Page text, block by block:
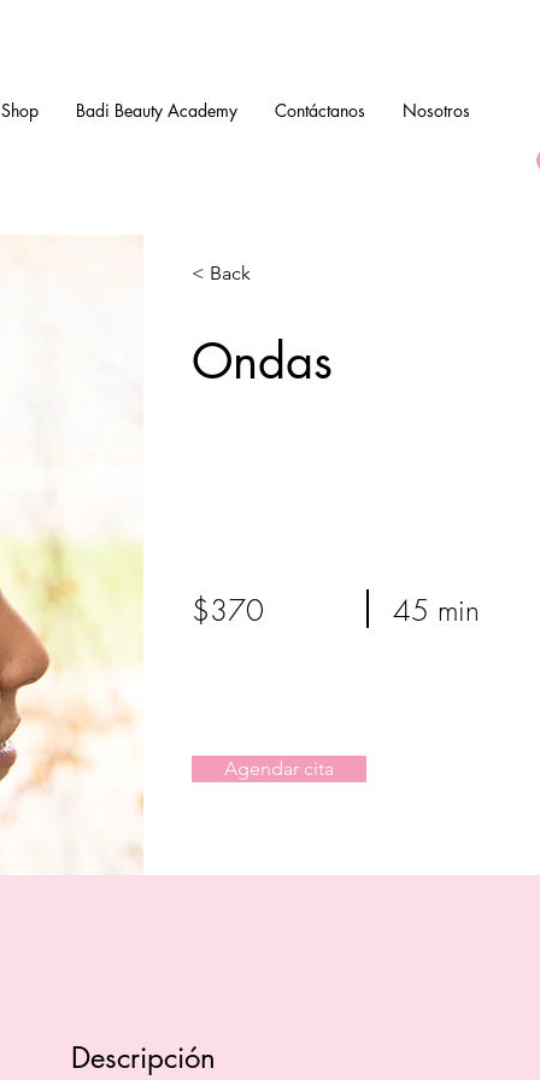
Shop Badi Beauty Academy Contáctanos Nosotros
< Back
Ondas
$370 45 min
Agendar cita
Descripción